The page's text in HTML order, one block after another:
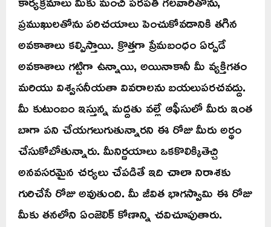
ప్రముఖులతోను పరిచయాలు పెంచుకోవడానికి తగిన
అవకాశాలు కల్పిస్తాయి. క్రొత్తగా ప్రేమబంధం ఏర్పడే
అవకాశాలు గట్టిగా ఉన్నాయి, అయినాకానీ మీ వ్యక్తిగతం
మరియు విశ్వసనీయతా వివరాలను బయలుపరచవద్దు.
మీ కుటుంబం ఇస్తున్న మద్దతు వల్లే ఆఫీసులో మీరు ఇంత
బాగా పని చేయగలుగుతున్నారని ఈ రోజు మీరు అర్థం
చేసుకోబోతున్నారు. మీనిర్ణయాలు ఒకకొలిక్కితెచ్చి
అనవసరమైన చర్యలు చేపడితే ఇది చాలా నిరాశకు
గురిచేసే రోజు అవుతుంది. మీ జీవిత భాగస్వామి ఈ రోజు
మీకు తనలోని ఏంజెలిక్ కోణాన్ని చవిచూపుతారు.